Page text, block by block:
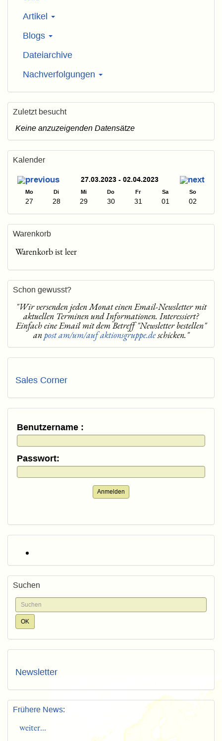
Artikel
Blogs
Dateiarchive
Nachverfolgungen
Zuletzt besucht
Keine anzuzeigenden Datensätze
Kalender
27.03.2023 - 02.04.2023
Mo Di Mi Do Fr Sa So
27 28 29 30 31 01 02
Warenkorb
Warenkorb ist leer
Schon gewusst?
"Wir versenden jeden Monat einen Email-Newsletter mit
aktuellen Terminen und Informationen. Interessiert?
Einfach eine Email mit dem Betreff "Newsletter bestellen"
anpost am/um/auf aktionsgruppe.deschicken."
Sales Corner
Benutzername :
Passwort:
Anmelden
Suchen
Newsletter
Frühere News:
weiter...